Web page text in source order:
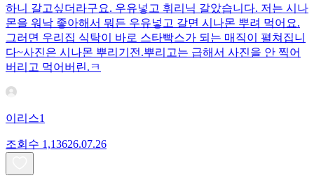
하니 갈고싶더라구요. 우유넣고 휘리닉 갈았습니다. 저는 시나
몬을 워낙 좋아해서 뭐든 우유넣고 갈면 시나몬 뿌려 먹어요.
그러면 우리집 식탁이 바로 스타빡스가 되는 매직이 펼쳐집니
다~사진은 시나몬 뿌리기전.뿌리고는 급해서 사진을 안 찍어
버리고 먹어버린.ㅋ
이리스1
조회수 1,13626.07.26